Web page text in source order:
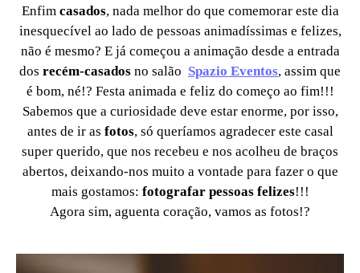
Enfim casados, nada melhor do que comemorar este dia
inesquecível ao lado de pessoas animadíssimas e felizes,
não é mesmo? E já começou a animação desde a entrada
dos recém-casados no salão Spazio Eventos, assim que
é bom, né!? Festa animada e feliz do começo ao fim!!!
Sabemos que a curiosidade deve estar enorme, por isso,
antes de ir as fotos, só queríamos agradecer este casal
super querido, que nos recebeu e nos acolheu de braços
abertos, deixando-nos muito a vontade para fazer o que
mais gostamos: fotografar pessoas felizes!!!
Agora sim, aguenta coração, vamos as fotos!?